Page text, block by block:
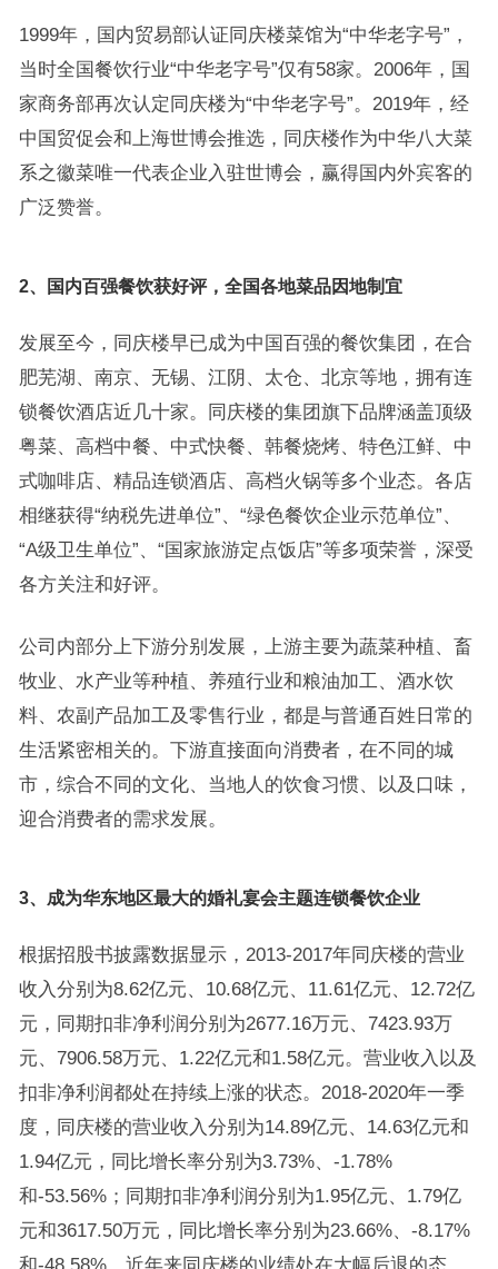
1999年，国内贸易部认证同庆楼菜馆为“中华老字号”，
当时全国餐饮行业“中华老字号”仅有58家。2006年，国
家商务部再次认定同庆楼为“中华老字号”。2019年，经
中国贸促会和上海世博会推选，同庆楼作为中华八大菜
系之徽菜唯一代表企业入驻世博会，赢得国内外宾客的
广泛赞誉。
2、国内百强餐饮获好评，全国各地菜品因地制宜
发展至今，同庆楼早已成为中国百强的餐饮集团，在合
肥芜湖、南京、无锡、江阴、太仓、北京等地，拥有连
锁餐饮酒店近几十家。同庆楼的集团旗下品牌涵盖顶级
粤菜、高档中餐、中式快餐、韩餐烧烤、特色江鲜、中
式咖啡店、精品连锁酒店、高档火锅等多个业态。各店
相继获得“纳税先进单位”、“绿色餐饮企业示范单位”、
“A级卫生单位”、“国家旅游定点饭店”等多项荣誉，深受
各方关注和好评。
公司内部分上下游分别发展，上游主要为蔬菜种植、畜
牧业、水产业等种植、养殖行业和粮油加工、酒水饮
料、农副产品加工及零售行业，都是与普通百姓日常的
生活紧密相关的。下游直接面向消费者，在不同的城
市，综合不同的文化、当地人的饮食习惯、以及口味，
迎合消费者的需求发展。
3、成为华东地区最大的婚礼宴会主题连锁餐饮企业
根据招股书披露数据显示，2013-2017年同庆楼的营业
收入分别为8.62亿元、10.68亿元、11.61亿元、12.72亿
元，同期扣非净利润分别为2677.16万元、7423.93万
元、7906.58万元、1.22亿元和1.58亿元。营业收入以及
扣非净利润都处在持续上涨的状态。2018-2020年一季
度，同庆楼的营业收入分别为14.89亿元、14.63亿元和
1.94亿元，同比增长率分别为3.73%、-1.78%
和-53.56%；同期扣非净利润分别为1.95亿元、1.79亿
元和3617.50万元，同比增长率分别为23.66%、-8.17%
和-48.58%。近年来同庆楼的业绩处在大幅后退的态